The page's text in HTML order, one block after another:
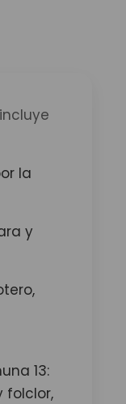
la
y
13:
folclor,